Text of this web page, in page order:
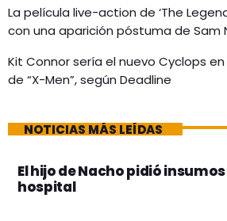
La película live-action de ‘The
con una aparición póstuma de Sam
Kit Connor sería el nuevo Cyclops
de “X-Men”, según Deadline
NOTICIAS MÁS LEÍDAS
El hijo de Nacho pidió
hospital